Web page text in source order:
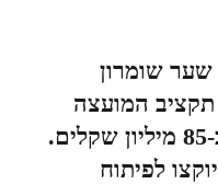
שומרון
המועצה
לשנת 2025, שיעמוד על כ-85 מיליון שקלים.
יוקצו לפיתוח